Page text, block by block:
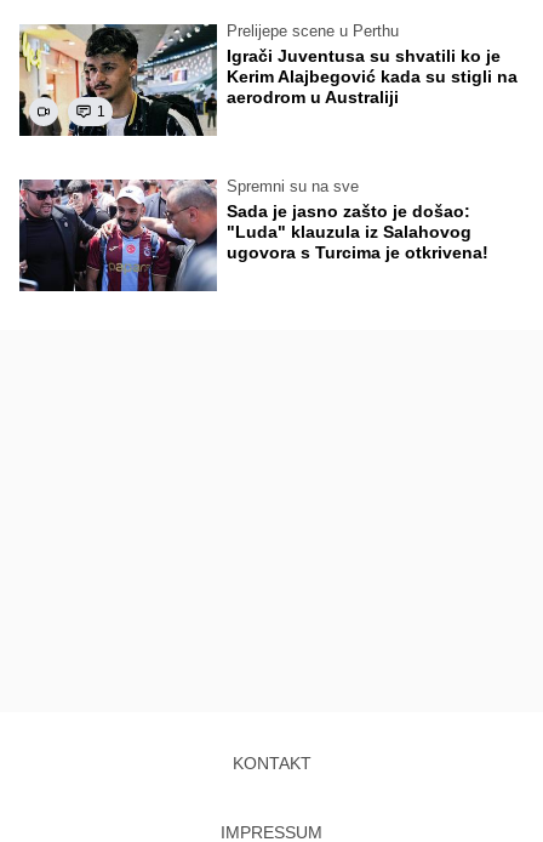
1
Prelijepe scene u Perthu
Igrači Juventusa su shvatili ko je
Kerim Alajbegović kada su stigli na
aerodrom u Australiji
Spremni su na sve
Sada je jasno zašto je došao:
"Luda" klauzula iz Salahovog
ugovora s Turcima je otkrivena!
KONTAKT
IMPRESSUM